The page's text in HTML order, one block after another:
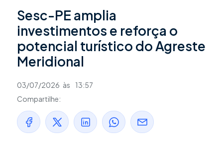
Sesc-PE amplia
investimentos e reforça o
potencial turístico do Agreste
Meridional
03/07/2026 às
13:57
Compartilhe: